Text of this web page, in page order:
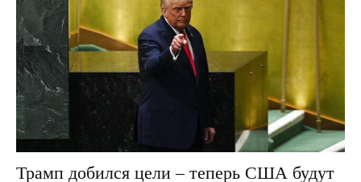
Трамп добился цели – теперь США будут